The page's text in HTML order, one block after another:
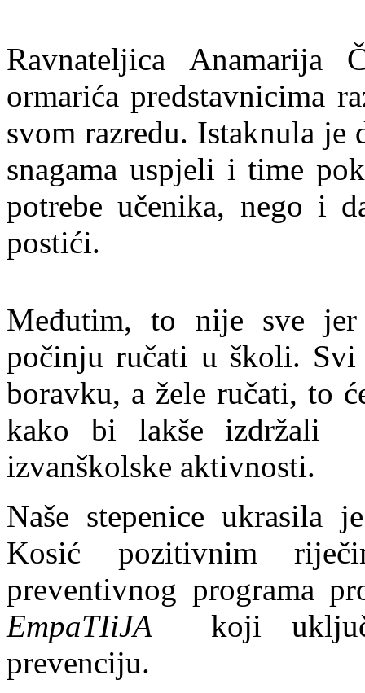
Ravnateljica Anamarija
ormarića predstavnicima
svom razredu. Istaknula
snagama uspjeli i time
potrebe učenika, nego i
postići.
Međutim, to nije sve
počinju ručati u školi.
boravku, a žele ručati, to
kako bi lakše izdržali
izvanškolske aktivnosti.
Naše stepenice ukrasila
Kosić pozitivnim
preventivnog programa
EmpaTIiJA
koji
prevenciju.